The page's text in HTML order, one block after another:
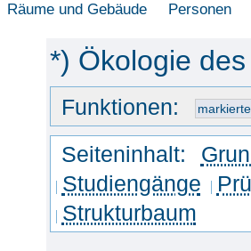
Räume und Gebäude Personen
*) Ökologie
Funktionen:
Seiteninhalt:
Studiengänge
Strukturbaum